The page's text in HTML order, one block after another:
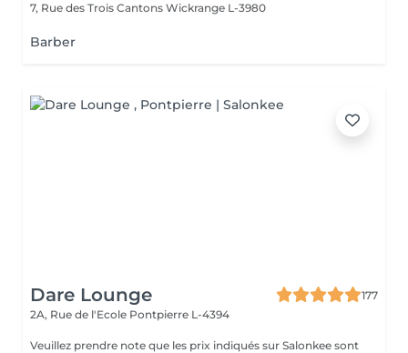
7, Rue des Trois Cantons Wickrange L-3980
Barber
Dare Lounge
177
2A, Rue de l'Ecole Pontpierre L-4394
Veuillez prendre note que les prix indiqués sur Salonkee sont